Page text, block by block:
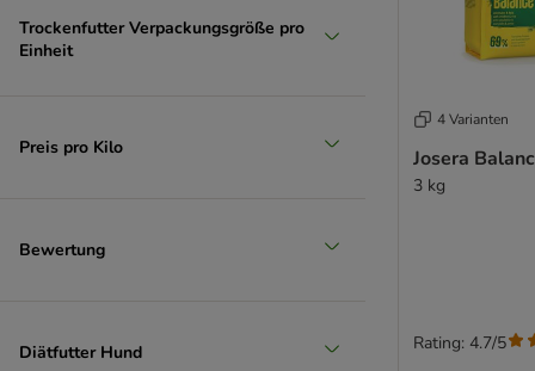
Pedigree
Primal
Prolife Sensitive
Trockenfutter Verpackungsgröße pro
Einheit
Preis pro Kilo
Bewertung
Diätfutter Hund
4 Varianten
Josera
3 kg
Rating: 4.7/5